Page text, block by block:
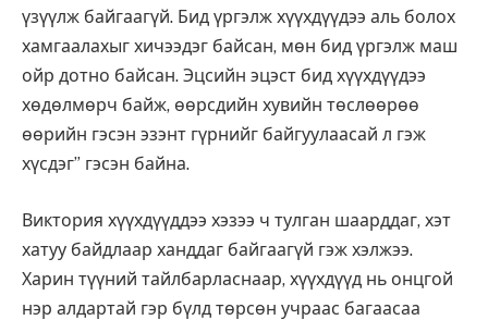
үзүүлж байгаагүй. Бид үргэлж хүүхдүүдээ аль болох
хамгаалахыг хичээдэг байсан, мөн бид үргэлж маш
ойр дотно байсан. Эцсийн эцэст бид хүүхдүүдээ
хөдөлмөрч байж, өөрсдийн хувийн төслөөрөө
өөрийн гэсэн эзэнт гүрнийг байгуулаасай л гэж
хүсдэг” гэсэн байна.
Виктория хүүхдүүддээ хэзээ ч тулган шаарддаг, хэт
хатуу байдлаар ханддаг байгаагүй гэж хэлжээ.
Харин түүний тайлбарласнаар, хүүхдүүд нь онцгой
нэр алдартай гэр бүлд төрсөн учраас багаасаа